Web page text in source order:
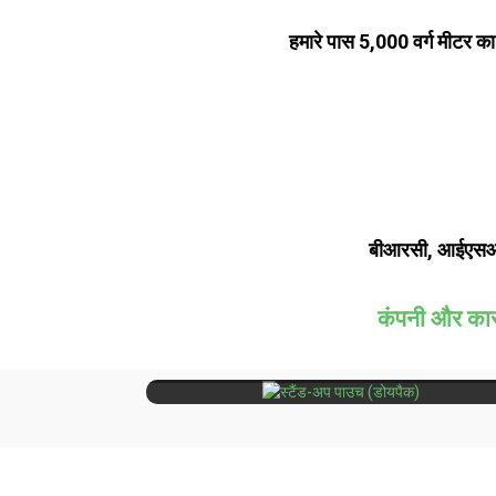
हमारे पास 5,000 वर्ग मीटर
बीआरसी,
कंपनी और
पर्यावरण के अनुकूल और पुनर्चक्रण योग्य विकल्प